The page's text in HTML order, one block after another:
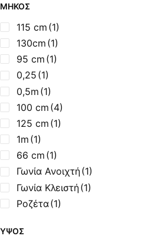
Κόκκινο, Μαύρο
Κόκκινο, Μπέζ
Κόκκινο, Μπεζ, Ανθρακί
Κόκκινο, Μπεζ, Μπλε, Ανθρακί
Κόκκινο, Μπορντώ
Κόκκινο, Χρυσό Άμμου
Κοράλ(2)
Κοραλ, Γκρί
Κόραλ, Μπέζ, Γκρί.
Λευκή, Κόκκινη
Λευκό (1)
Λευκό, Κοραλ (3)
Μαύρο(6)
ΜΉΚΟΣ
115 cm (1)
130cm (1)
95 cm (1)
0,25 (1)
0,5m (1)
100 cm (4)
125 cm (1)
1m (1)
66 cm (1)
Γωνία Ανοιχτή(1)
Γωνία Κλειστή(1)
Ροζέτα(1)
ΎΨΟΣ